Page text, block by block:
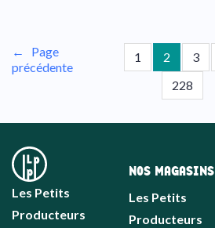
←
Page
précédente
1 2 3
228
Les Petits
Producteurs
NOS MAGASINS
Les Petits
Producteurs